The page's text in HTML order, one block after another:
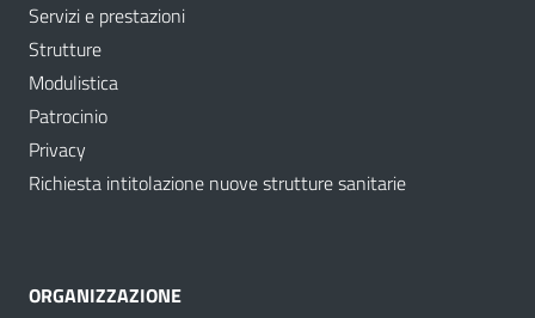
Servizi e prestazioni
Strutture
Modulistica
Patrocinio
Privacy
Richiesta intitolazione nuove strutture sanitarie
ORGANIZZAZIONE